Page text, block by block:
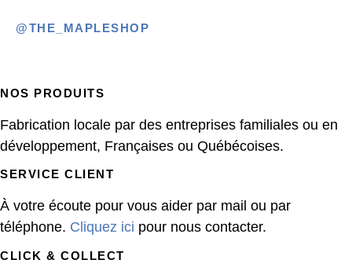
@THE_MAPLESHOP
NOS PRODUITS
Fabrication locale par des entreprises familiales ou en
développement, Françaises ou Québécoises.
SERVICE CLIENT
À votre écoute pour vous aider par mail ou par
téléphone. Cliquez ici pour nous contacter.
CLICK & COLLECT